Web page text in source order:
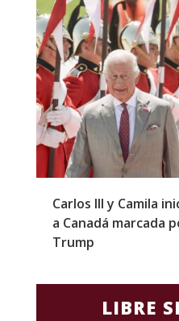
Carlos III y Camila
a Canadá marcada
Trump
LIBRE